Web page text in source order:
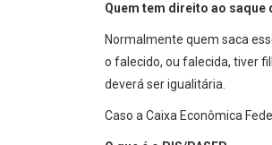
Quem tem direito ao saque
Normalmente quem saca
o falecido, ou falecida, tiver
deverá ser igualitária.
Caso a Caixa Econômica